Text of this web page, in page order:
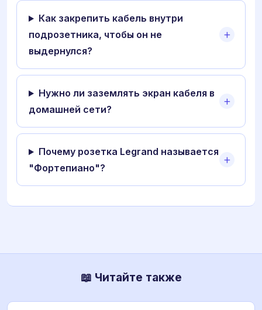
Как закрепить кабель внутри
подрозетника, чтобы он не
выдернулся?
Нужно ли заземлять экран кабеля в
домашней сети?
Почему розетка Legrand называется
"Фортепиано"?
📖 Читайте также